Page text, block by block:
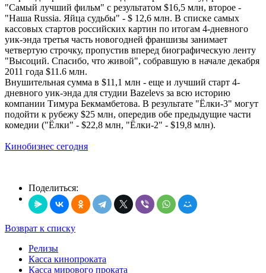
"Самый лучший фильм" с результатом $16,5 млн, второе -
"Наша Russia. Яйца судьбы" - $ 12,6 млн. В списке самых
кассовых стартов российских картин по итогам 4-дневного
уик-энда третья часть новогодней франшизы занимает
четвертую строчку, пропустив вперед биографическую ленту
"Высоций. Спасибо, что живой", собравшую в начале декабря
2011 года $11.6 млн.
Внушительная сумма в $11,1 млн - еще и лучший старт 4-
дневного уик-энда для студии Bazelevs за всю историю
компании Тимура Бекмамбетова. В результате "Ёлки-3" могут
подойти к рубежу $25 млн, опередив обе предыдущие части
комедии ("Ёлки" - $22,8 млн, "Ёлки-2" - $19,8 млн).
Кинобизнес сегодня
Поделиться:
Возврат к списку
Релизы
Касса кинопроката
Касса мирового проката